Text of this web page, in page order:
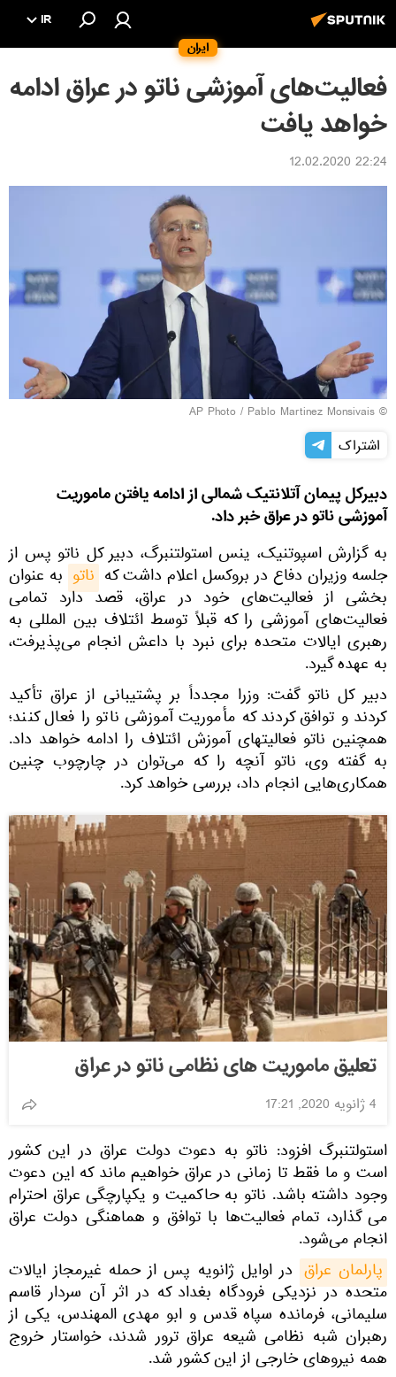
ایران
IR
فعالیت‌های آموزشی ناتو در عراق ادامه
خواهد یافت
22:24 12.02.2020
© AP Photo / Pablo Martinez Monsivais
اشتراک
دبیرکل پیمان آتلانتیک شمالی از ادامه یافتن ماموریت
آموزشی ناتو در عراق خبر داد.
به گزارش اسپوتنیک، ینس استولتنبرگ، دبیر کل ناتو پس از
جلسه وزیران دفاع در بروکسل اعلام داشت که ناتو به عنوان
بخشی از فعالیت‌های خود در عراق، قصد دارد تمامی
فعالیت‌های آموزشی را که قبلاً توسط ائتلاف بین المللی به
رهبری ایالات متحده برای نبرد با داعش انجام می‌پذیرفت،
به عهده گیرد.
دبیر کل ناتو گفت: وزرا مجدداً بر پشتیبانی از عراق تأکید
کردند و توافق کردند که مأموریت آموزشی ناتو را فعال کنند؛
همچنین ناتو فعالیتهای آموزش ائتلاف را ادامه خواهد داد.
به گفته وی، ناتو آنچه را كه می‌توان در چارچوب چنین
همکاری‌هایی انجام داد، بررسی خواهد كرد.
تعلیق ماموریت های نظامی ناتو در عراق
4 ژانویه 2020, 17:21
استولتنبرگ افزود: ناتو به دعوت دولت عراق در این کشور
است و ما فقط تا زمانی در عراق خواهیم ماند که این دعوت
وجود داشته باشد. ناتو به حاکمیت و یکپارچگی عراق احترام
می گذارد، تمام فعالیت‌ها با توافق و هماهنگی دولت عراق
انجام می‌شود.
پارلمان عراق در اوایل ژانویه پس از حمله غیرمجاز ایالات
متحده در نزدیکی فرودگاه بغداد که در اثر آن سردار قاسم
سلیمانی، فرمانده سپاه قدس و ابو مهدی المهندس، یکی از
رهبران شبه نظامی شیعه عراق ترور شدند، خواستار خروج
همه نیروهای خارجی از این کشور شد.